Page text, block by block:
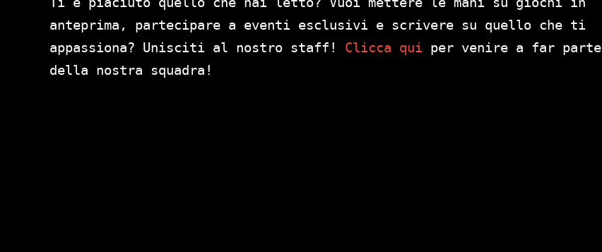
anteprima, partecipare a eventi esclusivi e scrivere su quello che ti
appassiona? Unisciti al nostro staff! Clicca qui per venire a far parte
della nostra squadra!